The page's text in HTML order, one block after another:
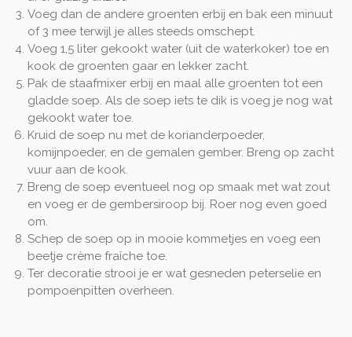
Voeg dan de andere groenten erbij en bak een minuut
of 3 mee terwijl je alles steeds omschept.
Voeg 1,5 liter gekookt water (uit de waterkoker) toe en
kook de groenten gaar en lekker zacht.
Pak de staafmixer erbij en maal alle groenten tot een
gladde soep. Als de soep iets te dik is voeg je nog wat
gekookt water toe.
Kruid de soep nu met de korianderpoeder,
komijnpoeder, en de gemalen gember. Breng op zacht
vuur aan de kook.
Breng de soep eventueel nog op smaak met wat zout
en voeg er de gembersiroop bij. Roer nog even goed
om.
Schep de soep op in mooie kommetjes en voeg een
beetje crème fraîche toe.
Ter decoratie strooi je er wat gesneden peterselie en
pompoenpitten overheen.